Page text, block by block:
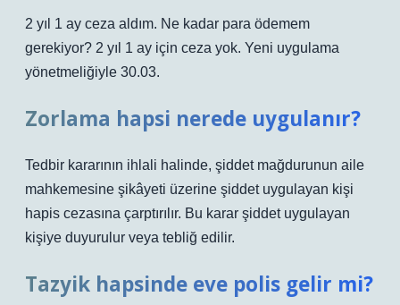
2 yıl 1 ay ceza aldım. Ne kadar para ödemem
gerekiyor? 2 yıl 1 ay için ceza yok. Yeni uygulama
yönetmeliğiyle 30.03.
Zorlama hapsi nerede uygulanır?
Tedbir kararının ihlali halinde, şiddet mağdurunun aile
mahkemesine şikâyeti üzerine şiddet uygulayan kişi
hapis cezasına çarptırılır. Bu karar şiddet uygulayan
kişiye duyurulur veya tebliğ edilir.
Tazyik hapsinde eve polis gelir mi?